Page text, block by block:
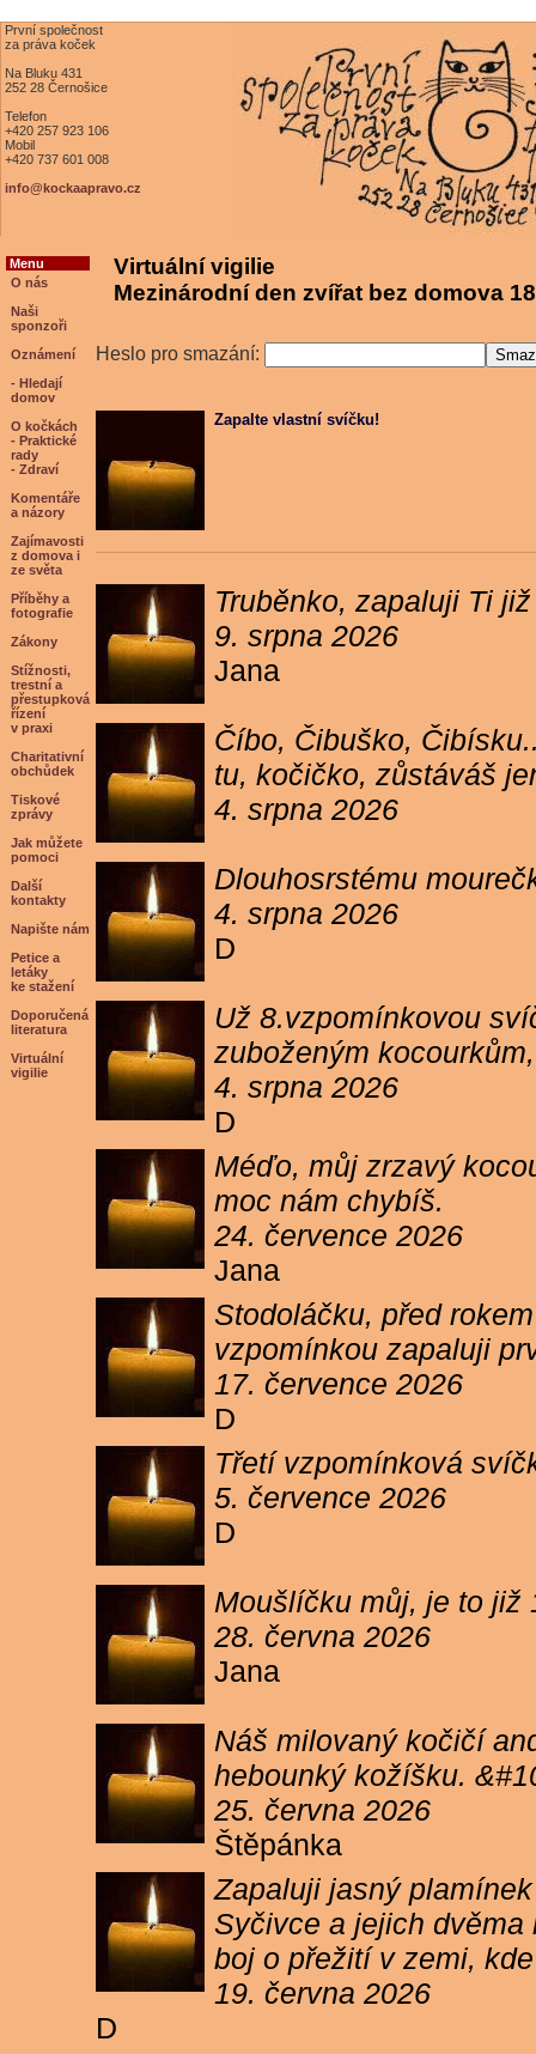
První společnost
za práva koček
Na Bluku 431
252 28 Černošice
Telefon
+420 257 923 106
Mobil
+420 737 601 008
info@kockaapravo.cz
Menu
O nás
Naši
sponzoři
Oznámení
- Hledají
domov
O kočkách
- Praktické
rady
- Zdraví
Komentáře
a názory
Zajímavosti
z domova i
ze světa
Příběhy a
fotografie
Zákony
Stížnosti,
trestní a
přestupková
řízení
v praxi
Charitativní
obchůdek
Tiskové
zprávy
Jak můžete
pomoci
Další
kontakty
Napište nám
Petice a
letáky
ke stažení
Doporučená
literatura
Virtuální
vigilie
Virtuální vigilie
Mezinárodní den zvířat bez domova
Heslo pro smazání:
Zapalte vlastní svíčku!
Truběnko, zapaluji Ti
9. srpna 2026
Jana
Číbo, Čibuško,
tu, kočičko, zůstáváš
4. srpna 2026
Dlouhosrstému
4. srpna 2026
D
Už 8.vzpomínkovou
zuboženým
4. srpna 2026
D
Méďo, můj zrzavý
moc nám chybíš.
24. července 2026
Jana
Stodoláčku, před
vzpomínkou zapaluji
17. července 2026
D
Třetí vzpomínková
5. července 2026
D
Moušlíčku můj, je to již
28. června 2026
Jana
Náš milovaný kočičí
hebounký kožíšku.
25. června 2026
Štěpánka
Zapaluji jasný
Syčivce a jejich
boj o přežití v zemi,
19. června 2026
D